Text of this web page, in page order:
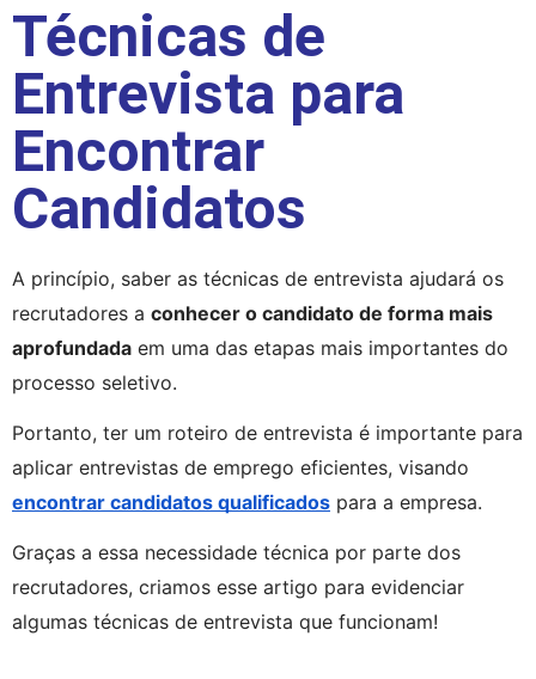
Técnicas de
Entrevista para
Encontrar
Candidatos
A princípio, saber as técnicas de entrevista ajudará os
recrutadores a conhecer o candidato de forma mais
aprofundada em uma das etapas mais importantes do
processo seletivo.
Portanto, ter um roteiro de entrevista é importante para
aplicar entrevistas de emprego eficientes, visando
encontrar candidatos qualificados para a empresa.
Graças a essa necessidade técnica por parte dos
recrutadores, criamos esse artigo para evidenciar
algumas técnicas de entrevista que funcionam!